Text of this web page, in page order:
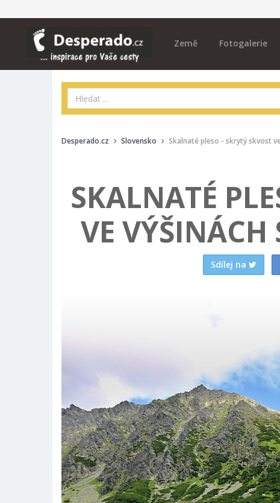
Země Fotogalerie
Desperado.cz Slovensko Skalnaté pleso - skrytý skvost
SKALNATÉ
VE VÝŠINÁCH
Sdílej na